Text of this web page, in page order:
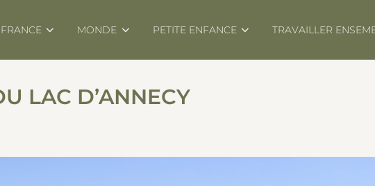
FRANCE MONDE PETITE ENFANCE TRAVAILLER
LAC D’ANNECY